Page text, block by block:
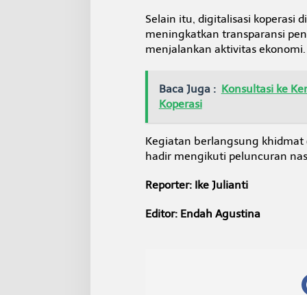
Selain itu, digitalisasi koperasi
meningkatkan transparansi
menjalankan aktivitas ekonomi.
Baca Juga : Konsultasi ke
Koperasi
Kegiatan berlangsung khidmat
hadir mengikuti peluncuran
Reporter: Ike Julianti
Editor: Endah Agustina